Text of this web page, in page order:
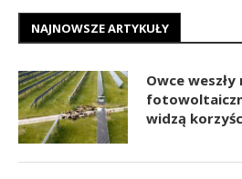
NAJNOWSZE ARTYKUŁY
Owce
widzą